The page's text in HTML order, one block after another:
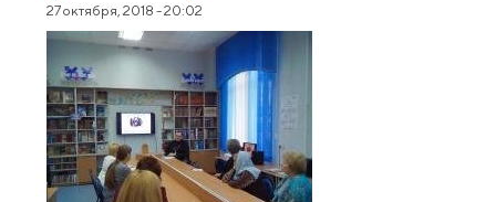
27 октября, 2018 - 20:02